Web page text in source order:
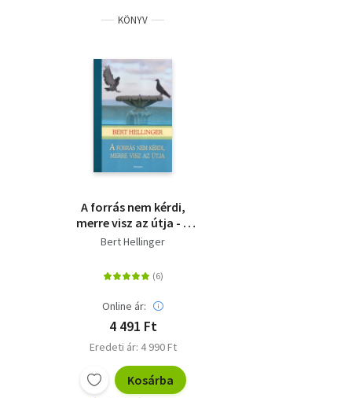
KÖNYV
A forrás nem kérdi,
merre visz az útja - A
családfelállítás
Bert Hellinger
Online ár:
4 491 Ft
Eredeti ár: 4 990 Ft
Kosárba